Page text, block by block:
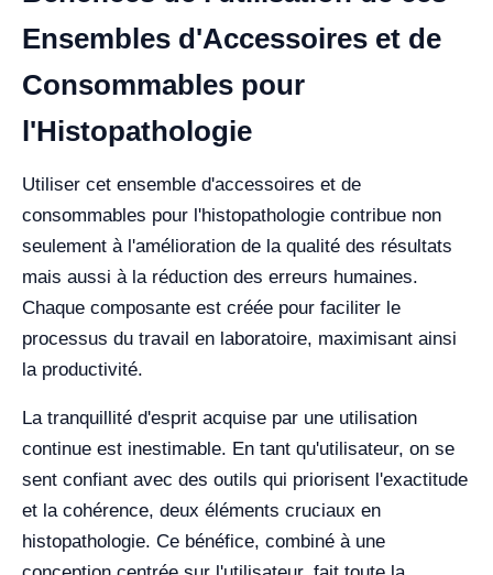
Ensembles d'Accessoires et de
Consommables pour
l'Histopathologie
Utiliser cet ensemble d'accessoires et de
consommables pour l'histopathologie contribue non
seulement à l'amélioration de la qualité des résultats
mais aussi à la réduction des erreurs humaines.
Chaque composante est créée pour faciliter le
processus du travail en laboratoire, maximisant ainsi
la productivité.
La tranquillité d'esprit acquise par une utilisation
continue est inestimable. En tant qu'utilisateur, on se
sent confiant avec des outils qui priorisent l'exactitude
et la cohérence, deux éléments cruciaux en
histopathologie. Ce bénéfice, combiné à une